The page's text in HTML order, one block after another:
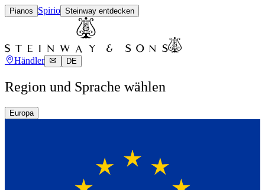
Pianos Spirio Steinway entdecken
Händler DE
Region und Sprache wählen
Europa